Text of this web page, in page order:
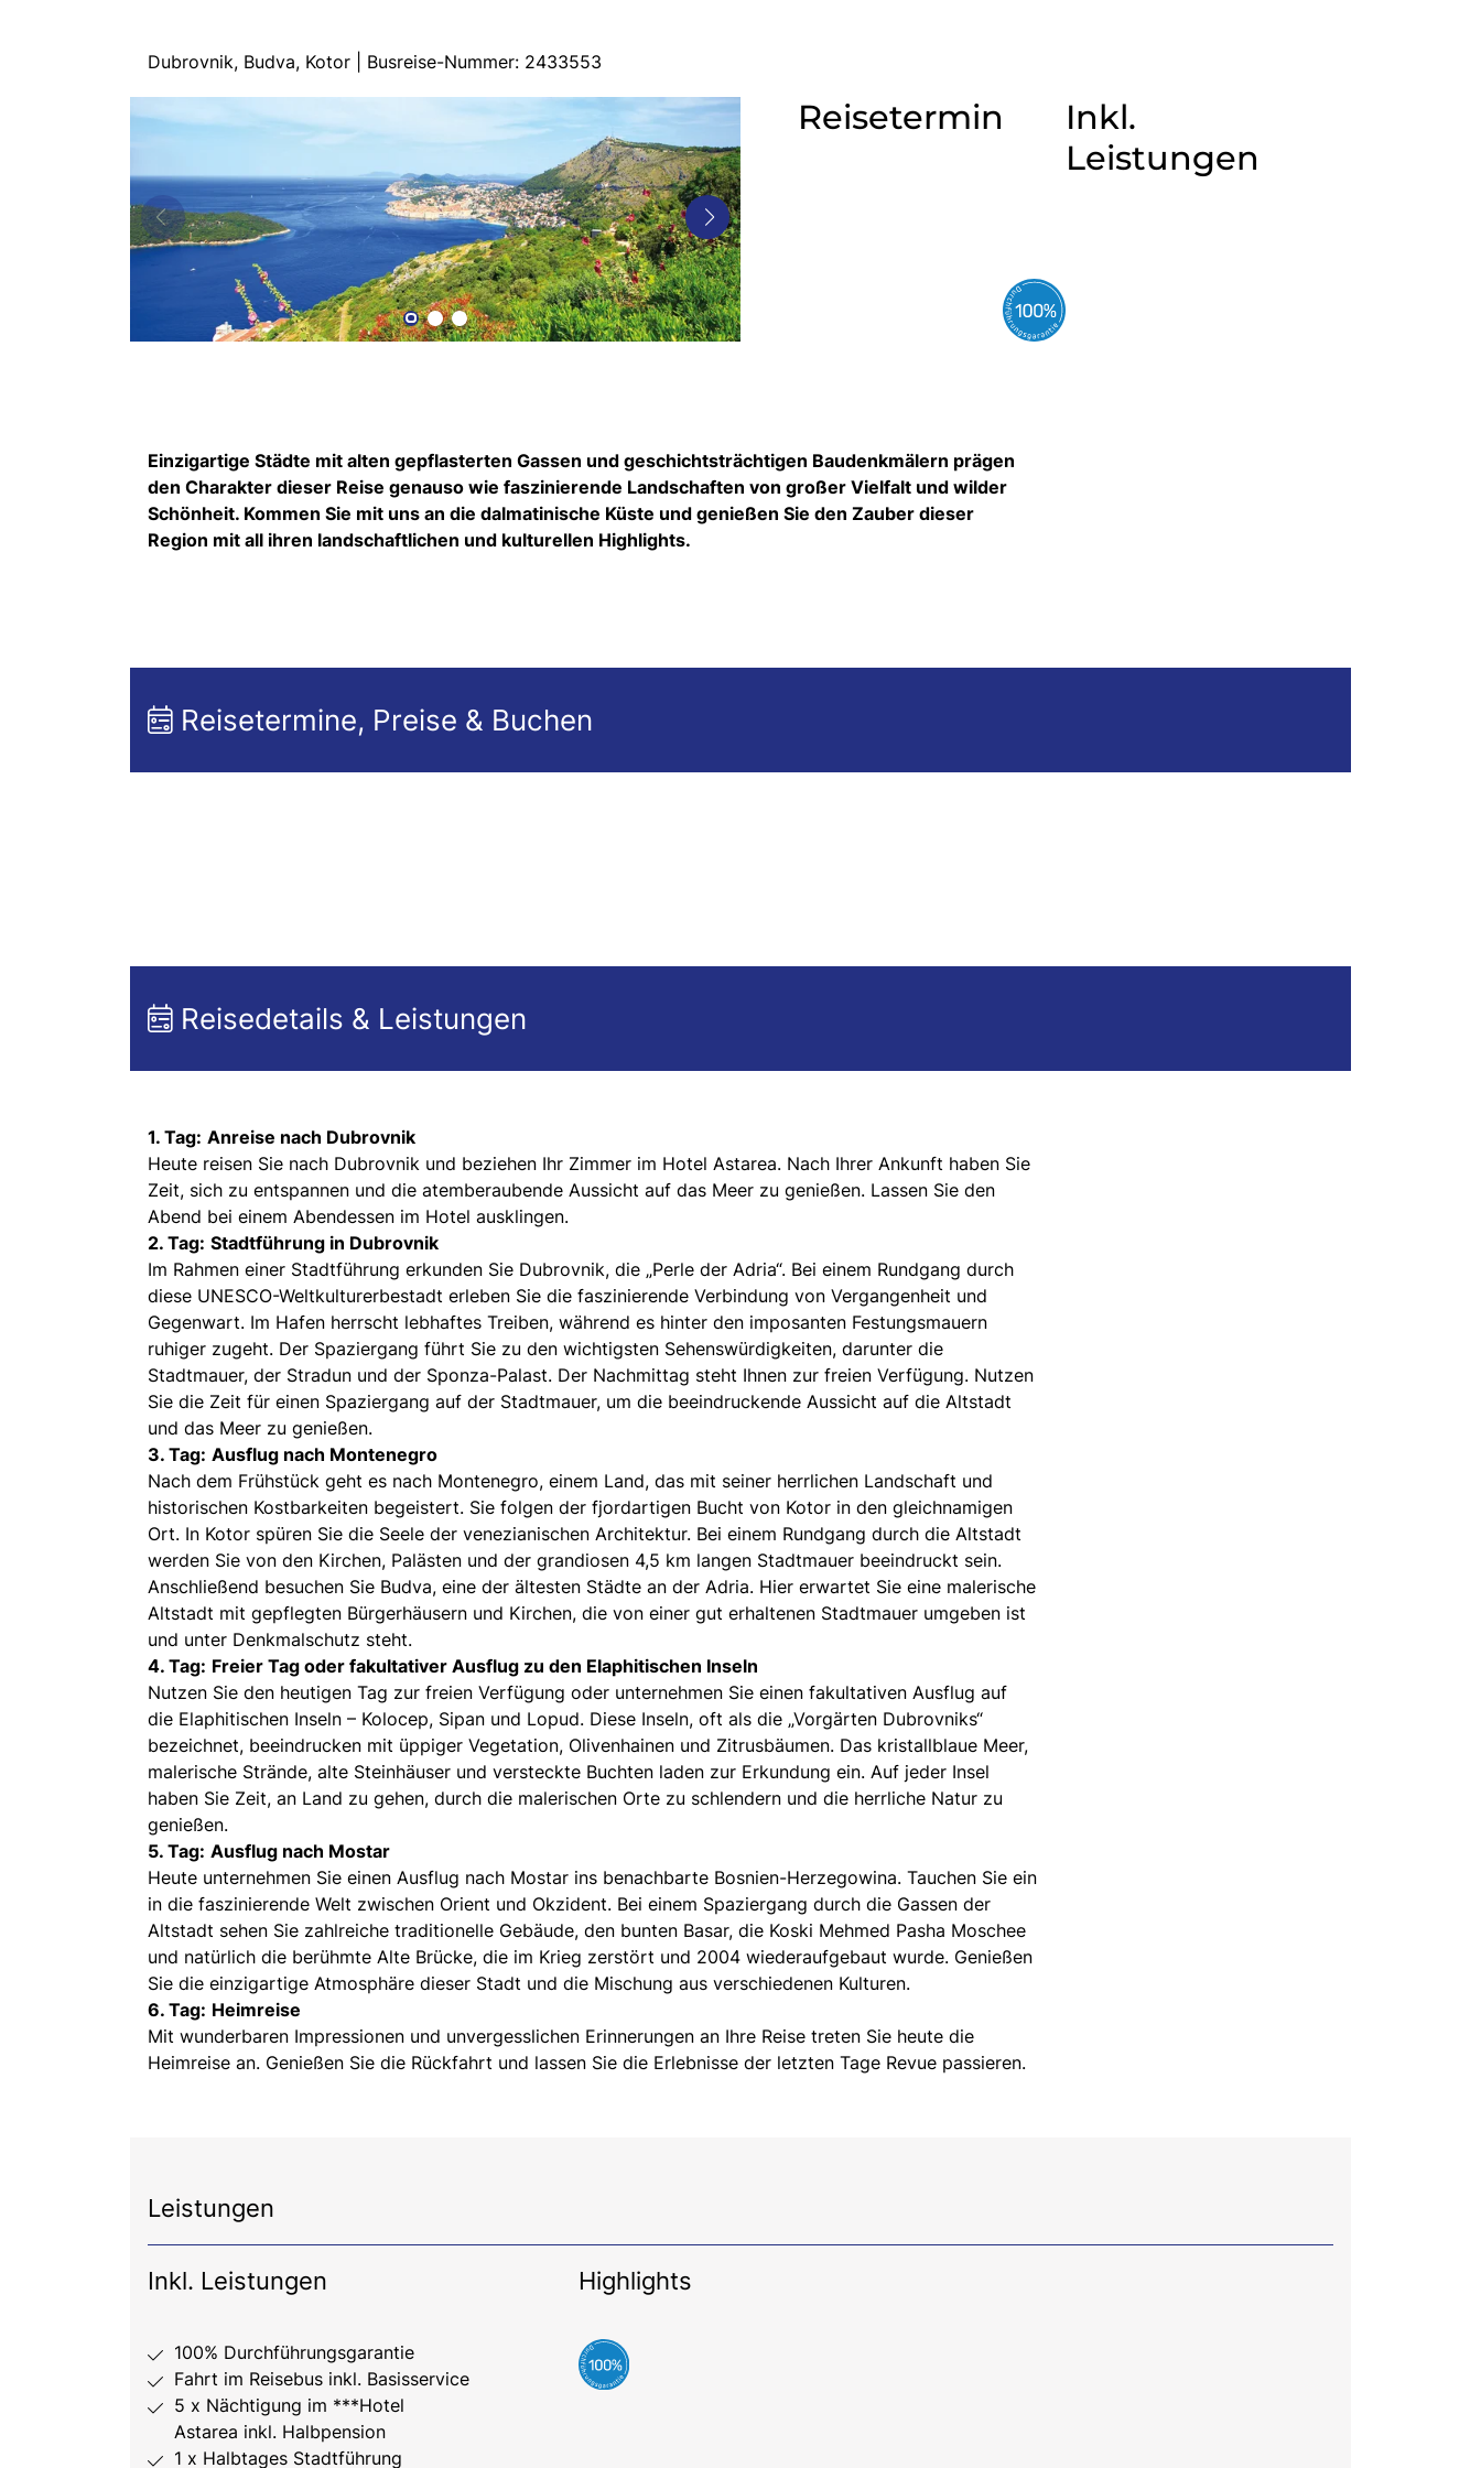
Dubrovnik, Budva, Kotor | Busreise-Nummer: 2433553
Reisetermin
Inkl.
Leistungen
Einzigartige Städte mit alten gepflasterten Gassen und geschichtsträchtigen Baudenkmälern prägen
den Charakter dieser Reise genauso wie faszinierende Landschaften von großer Vielfalt und wilder
Schönheit. Kommen Sie mit uns an die dalmatinische Küste und genießen Sie den Zauber dieser
Region mit all ihren landschaftlichen und kulturellen Highlights.
Reisetermine, Preise & Buchen
Reisedetails & Leistungen
1. Tag: Anreise nach Dubrovnik
Heute reisen Sie nach Dubrovnik und beziehen Ihr Zimmer im Hotel Astarea. Nach Ihrer Ankunft haben Sie
Zeit, sich zu entspannen und die atemberaubende Aussicht auf das Meer zu genießen. Lassen Sie den
Abend bei einem Abendessen im Hotel ausklingen.
2. Tag: Stadtführung in Dubrovnik
Im Rahmen einer Stadtführung erkunden Sie Dubrovnik, die „Perle der Adria“. Bei einem Rundgang durch
diese UNESCO-Weltkulturerbestadt erleben Sie die faszinierende Verbindung von Vergangenheit und
Gegenwart. Im Hafen herrscht lebhaftes Treiben, während es hinter den imposanten Festungsmauern
ruhiger zugeht. Der Spaziergang führt Sie zu den wichtigsten Sehenswürdigkeiten, darunter die
Stadtmauer, der Stradun und der Sponza-Palast. Der Nachmittag steht Ihnen zur freien Verfügung. Nutzen
Sie die Zeit für einen Spaziergang auf der Stadtmauer, um die beeindruckende Aussicht auf die Altstadt
und das Meer zu genießen.
3. Tag: Ausflug nach Montenegro
Nach dem Frühstück geht es nach Montenegro, einem Land, das mit seiner herrlichen Landschaft und
historischen Kostbarkeiten begeistert. Sie folgen der fjordartigen Bucht von Kotor in den gleichnamigen
Ort. In Kotor spüren Sie die Seele der venezianischen Architektur. Bei einem Rundgang durch die Altstadt
werden Sie von den Kirchen, Palästen und der grandiosen 4,5 km langen Stadtmauer beeindruckt sein.
Anschließend besuchen Sie Budva, eine der ältesten Städte an der Adria. Hier erwartet Sie eine malerische
Altstadt mit gepflegten Bürgerhäusern und Kirchen, die von einer gut erhaltenen Stadtmauer umgeben ist
und unter Denkmalschutz steht.
4. Tag: Freier Tag oder fakultativer Ausflug zu den Elaphitischen Inseln
Nutzen Sie den heutigen Tag zur freien Verfügung oder unternehmen Sie einen fakultativen Ausflug auf
die Elaphitischen Inseln – Kolocep, Sipan und Lopud. Diese Inseln, oft als die „Vorgärten Dubrovniks“
bezeichnet, beeindrucken mit üppiger Vegetation, Olivenhainen und Zitrusbäumen. Das kristallblaue Meer,
malerische Strände, alte Steinhäuser und versteckte Buchten laden zur Erkundung ein. Auf jeder Insel
haben Sie Zeit, an Land zu gehen, durch die malerischen Orte zu schlendern und die herrliche Natur zu
genießen.
5. Tag: Ausflug nach Mostar
Heute unternehmen Sie einen Ausflug nach Mostar ins benachbarte Bosnien-Herzegowina. Tauchen Sie ein
in die faszinierende Welt zwischen Orient und Okzident. Bei einem Spaziergang durch die Gassen der
Altstadt sehen Sie zahlreiche traditionelle Gebäude, den bunten Basar, die Koski Mehmed Pasha Moschee
und natürlich die berühmte Alte Brücke, die im Krieg zerstört und 2004 wiederaufgebaut wurde. Genießen
Sie die einzigartige Atmosphäre dieser Stadt und die Mischung aus verschiedenen Kulturen.
6. Tag: Heimreise
Mit wunderbaren Impressionen und unvergesslichen Erinnerungen an Ihre Reise treten Sie heute die
Heimreise an. Genießen Sie die Rückfahrt und lassen Sie die Erlebnisse der letzten Tage Revue passieren.
Leistungen
Inkl. Leistungen
100% Durchführungsgarantie
Fahrt im Reisebus inkl. Basisservice
5 x Nächtigung im ***Hotel
Astarea inkl. Halbpension
1 x Halbtages Stadtführung
Highlights